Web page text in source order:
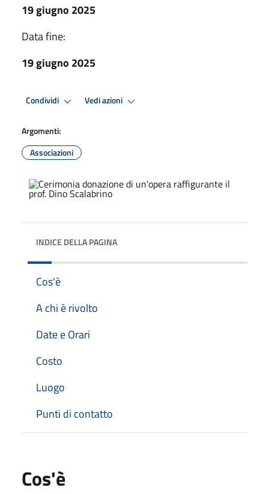
19 giugno 2025
Data fine:
19 giugno 2025
Condividi Vedi azioni
Argomenti:
Associazioni
INDICE DELLA PAGINA
Cos'è
A chi è rivolto
Date e Orari
Costo
Luogo
Punti di contatto
Cos'è